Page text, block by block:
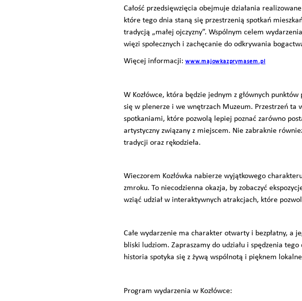
Całość przedsięwzięcia obejmuje działania
które tego dnia staną się przestrzenią spotkań
tradycją „małej ojczyzny”. Wspólnym celem
więzi społecznych i zachęcanie do odkrywania
Więcej informacji: www.majowkazprymasem.pl
W Kozłówce, która będzie jednym z głównych
się w plenerze i we wnętrzach Muzeum. Przestrzeń ta
spotkaniami, które pozwolą lepiej poznać zarówno
artystyczny związany z miejscem. Nie zabraknie
tradycji oraz rękodzieła.
Wieczorem Kozłówka nabierze wyjątkowego
zmroku. To niecodzienna okazja, by zobaczyć
wziąć udział w interaktywnych atrakcjach, które
Całe wydarzenie ma charakter otwarty i bezpłatny, a
bliski ludziom. Zapraszamy do udziału i spędzenia
historia spotyka się z żywą wspólnotą i pięknem
Program wydarzenia w Kozłówce: